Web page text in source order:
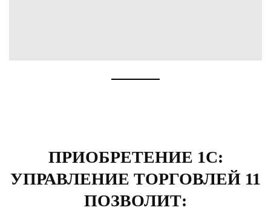
ПРИОБРЕТЕНИЕ 1С:
УПРАВЛЕНИЕ ТОРГОВЛЕЙ 11
ПОЗВОЛИТ: